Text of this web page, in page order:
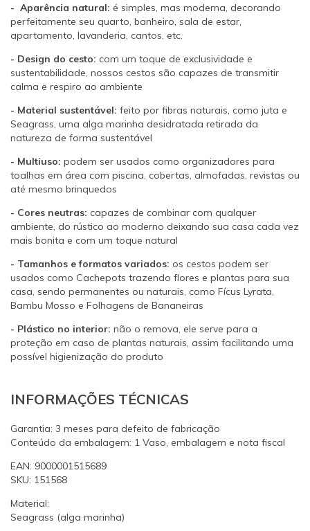
- Aparência natural: é simples, mas moderna, decorando
perfeitamente seu quarto, banheiro, sala de estar,
apartamento, lavanderia, cantos, etc.
- Design do cesto: com um toque de exclusividade e
sustentabilidade, nossos cestos são capazes de transmitir
calma e respiro ao ambiente
- Material sustentável: feito por fibras naturais, como juta e
Seagrass, uma alga marinha desidratada retirada da
natureza de forma sustentável
- Multiuso: podem ser usados como organizadores para
toalhas em área com piscina, cobertas, almofadas, revistas ou
até mesmo brinquedos
- Cores neutras: capazes de combinar com qualquer
ambiente, do rústico ao moderno deixando sua casa cada vez
mais bonita e com um toque natural
- Tamanhos e formatos variados: os cestos podem ser
usados como Cachepots trazendo flores e plantas para sua
casa, sendo permanentes ou naturais, como Fícus Lyrata,
Bambu Mosso e Folhagens de Bananeiras
- Plástico no interior: não o remova, ele serve para a
proteção em caso de plantas naturais, assim facilitando uma
possível higienização do produto
INFORMAÇÕES TÉCNICAS
Garantia: 3 meses para defeito de fabricação
Conteúdo da embalagem: 1 Vaso, embalagem e nota fiscal
EAN: 9000001515689
SKU: 151568
Material:
Seagrass (alga marinha)